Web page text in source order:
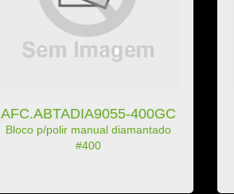
AFC.ABTADIA9055-400GC
Bloco p/polir manual diamantado
#400